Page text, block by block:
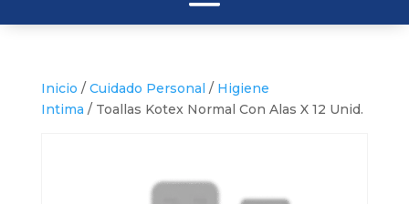
Inicio / Cuidado Personal / Higiene
Intima / Toallas Kotex Normal Con Alas X 12 Unid.